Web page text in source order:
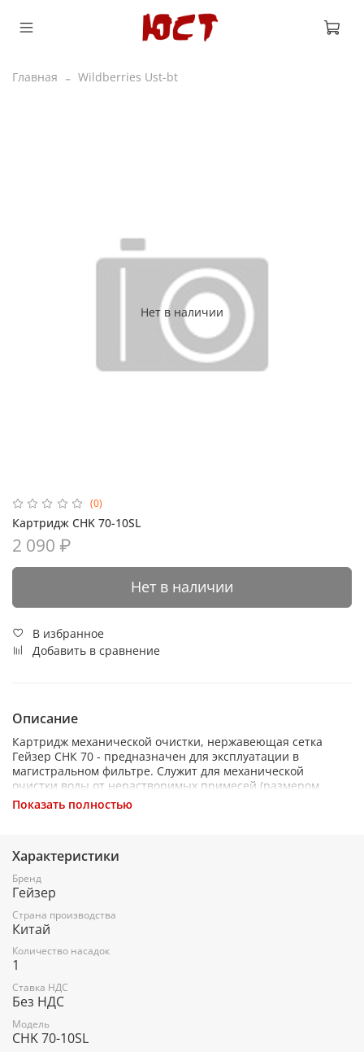
Главная Wildberries Ust-bt
Нет в наличии
(0)
Картридж CHK 70-10SL
2 090 ₽
Нет в наличии
В избранное
Добавить в сравнение
Описание
Картридж механической очистки, нержавеющая сетка
Гейзер СНК 70 - предназначен для эксплуатации в
магистральном фильтре. Служит для механической
очистки воды от нерастворимых примесей (размером
более 70 мкм). Изделие оснащено нержавеющей сеткой.
Показать полностью
Характеристики
Бренд
Гейзер
Страна производства
Китай
Количество насадок
1
Ставка НДС
Без НДС
Модель
CHK 70-10SL